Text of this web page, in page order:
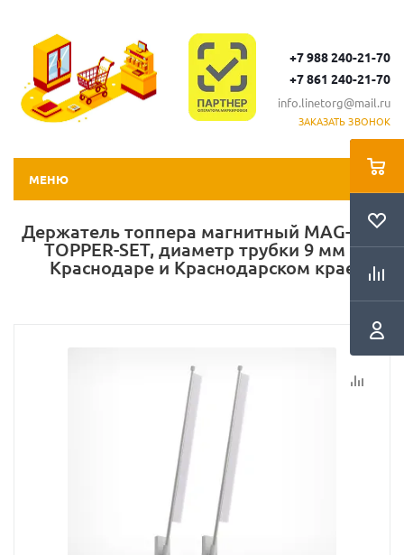
+7 988 240-21-70
+7 861 240-21-70
info.linetorg@mail.ru
ЗАКАЗАТЬ ЗВОНОК
МЕНЮ
Держатель топпера магнитный MAG-SW-
TOPPER-SET, диаметр трубки 9 мм в
Краснодаре и Краснодарском крае